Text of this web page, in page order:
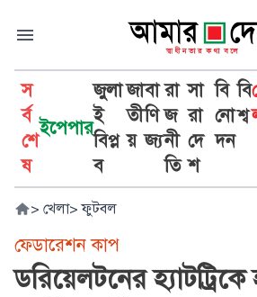
স
র্ব
শে
ষ
ইপেপার
জুলা
ই
বিপ্ল
ব
জা
তী
য়
বা
ণি
জ্য
রা
জ
নী
তি
সা
রা
দে
শ
বি
নো
দন
বি
শ্ব
> খেলা> ফুটবল
ফেডারেশন কাপ
ডরিয়েলটনের হ্যাটট্রিকে